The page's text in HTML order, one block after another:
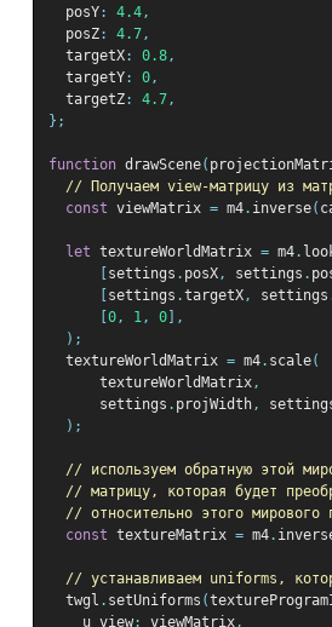
  posY
: 4.4,
  posZ
: 4.7,
  targetX
: 0.8,
  targetY
: 0,
  targetZ
: 4.7,
};
function drawScene(
// Получаем view-матрицу из
const viewMatrix = m4. inverse(
let textureWorldMatrix = m4.
settings . posX, settings .
settings .targetX, settings
0, 1, 0 ],
);
  textureWorldMatrix
= m4. scale(
      textureWorldMatrix
,
      settings
. projWidth,
);
// используем обратную этой
// матрицу, которая будет
// относительно этого мирового
const textureMatrix = m4.
// устанавливаем uniforms,
  twgl
. setUniforms (
    u_view
: viewMatrix,